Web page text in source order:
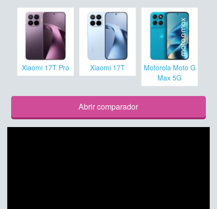
Xiaomi 17T Pro Xiaomi 17T
Motorola Moto G
Max 5G
Abrir comparador